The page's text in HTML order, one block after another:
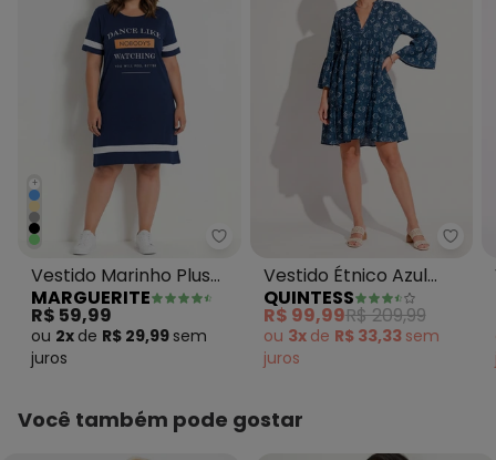
+
Marguerite - Vestido Marinho
Vestido Marinho Plus
Size com Estampa
Frontal
MARGUERITE
R$ 59,99
ou 2x de R$ 29,99 sem
juros
Vestido Étnico Azul
com Camadas
QUINTESS
R$ 99,99R$ 209,99
ou 3x de R$ 33,33 sem
juros
Você também pode gostar